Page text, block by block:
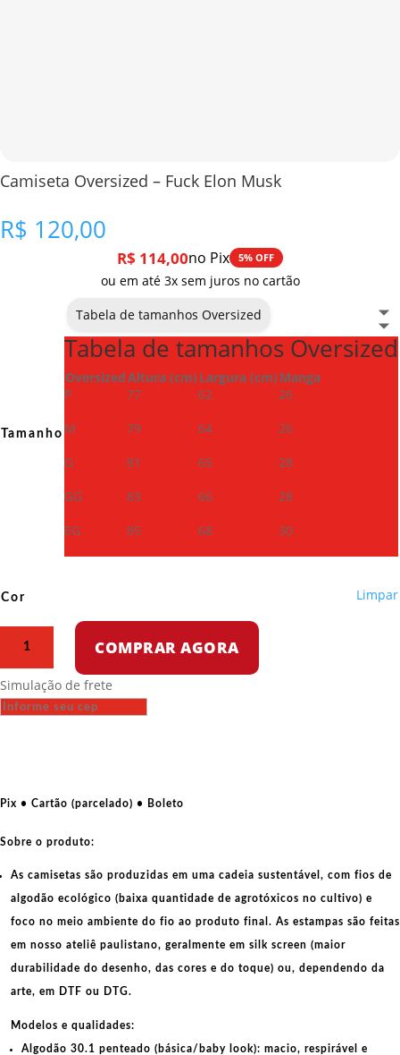
Camiseta Oversized – Fuck Elon Musk
R$ 120,00
R$ 114,00no Pix 5% OFF
ou em até 3x sem juros no cartão
Tamanho
Tabela de tamanhos Oversized
Tabela de tamanhos Oversized
OversizedAltura (cm) Largura (cm) Manga
P
77 62
26
M
79 64
26
G
81 65
28
GG
83 66
28
EG
85 68 30
Cor Limpar
Fuck
Elon
COMPRAR AGORA
Simulação de frete
Pix • Cartão (parcelado) • Boleto
Sobre o produto:
As camisetas são produzidas em uma cadeia sustentável, com fios de
algodão ecológico (baixa quantidade de agrotóxicos no cultivo) e
foco no meio ambiente do fio ao produto final. As estampas são feitas
em nosso ateliê paulistano, geralmente em silk screen (maior
durabilidade do desenho, das cores e do toque) ou, dependendo da
arte, em DTF ou DTG.
Modelos e qualidades:
Algodão 30.1 penteado (básica/baby look): macio, respirável e